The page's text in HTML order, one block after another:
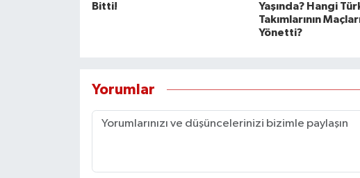
Bitti!
Yaşında? Hangi
Takımlarının
Yönetti?
Yorumlar